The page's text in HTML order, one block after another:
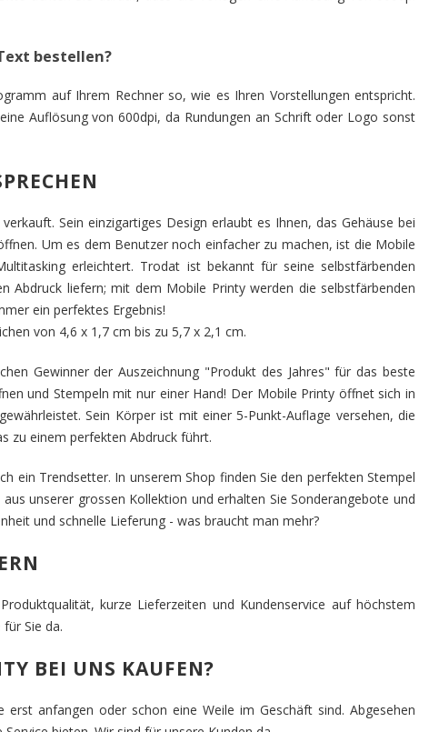
bestellen?
auf Ihrem Rechner so, wie es Ihren Vorstellungen entspricht.
Auflösung von 600dpi, da Rundungen an Schrift oder Logo sonst
Sein einzigartiges Design erlaubt es Ihnen, das Gehäuse bei
Um es dem Benutzer noch einfacher zu machen, ist die Mobile
erleichtert. Trodat ist bekannt für seine selbstfärbenden
Abdruck liefern; mit dem Mobile Printy werden die selbstfärbenden
ein perfektes Ergebnis!
von 4,6 x 1,7 cm bis zu 5,7 x 2,1 cm.
Gewinner der Auszeichnung "Produkt des Jahres" für das beste
und Stempeln mit nur einer Hand! Der Mobile Printy öffnet sich in
Sein Körper ist mit einer 5-Punkt-Auflage versehen, die
zu einem perfekten Abdruck führt.
ein Trendsetter. In unserem Shop finden Sie den perfekten Stempel
unserer grossen Kollektion und erhalten Sie Sonderangebote und
und schnelle Lieferung - was braucht man mehr?
kurze Lieferzeiten und Kundenservice auf höchstem
Sie da.
BEI UNS KAUFEN?
anfangen oder schon eine Weile im Geschäft sind. Abgesehen